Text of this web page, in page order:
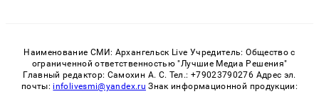
Наименование СМИ: Архангельск Live Учредитель: Общество с
ограниченной ответственностью "Лучшие Медиа Решения"
Главный редактор: Самохин А. С. Тел.: +79023790276 Адрес эл.
почты: infolivesmi@yandex.ru Знак информационной продукции: